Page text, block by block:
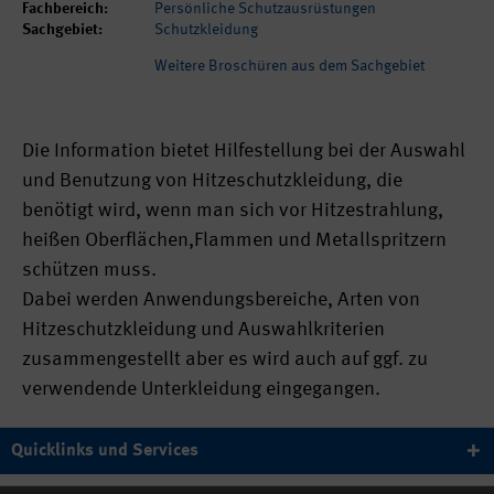
Fachbereich:
Persönliche Schutzausrüstungen
Sachgebiet:
Schutzkleidung
Weitere Broschüren aus dem Sachgebiet
Die Information bietet Hilfestellung bei der Auswahl
und Benutzung von Hitzeschutzkleidung, die
benötigt wird, wenn man sich vor Hitzestrahlung,
heißen Oberflächen,Flammen und Metallspritzern
schützen muss.
Dabei werden Anwendungsbereiche, Arten von
Hitzeschutzkleidung und Auswahlkriterien
zusammengestellt aber es wird auch auf ggf. zu
verwendende Unterkleidung eingegangen.
Quicklinks und Services